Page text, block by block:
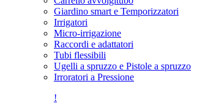
Giardino smart e Temporizzatori
Irrigatori
Micro-irrigazione
Raccordi e adattatori
Tubi flessibili
Ugelli a spruzzo e Pistole a spruzzo
Irroratori a Pressione
!